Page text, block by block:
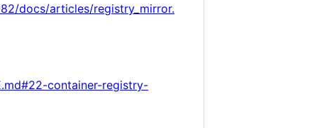
docs/articles/registry_mirror.
container-registry-